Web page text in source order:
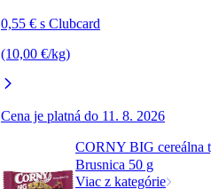
0,55 € s Clubcard
(10,00 €/kg)
Cena je platná do 11. 8. 2026
CORNY BIG cereálna
Brusnica 50 g
Viac z kategórie